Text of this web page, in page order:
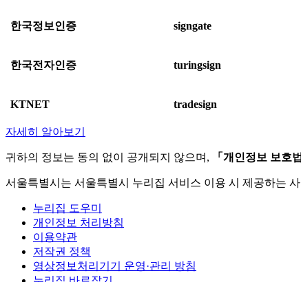
한국정보인증 signgate
한국전자인증 turingsign
KTNET tradesign
자세히 알아보기
귀하의 정보는 동의 없이 공개되지 않으며, 「개인정보 보호법
서울특별시는 서울특별시 누리집 서비스 이용 시 제공하는
누리집 도우미
개인정보 처리방침
이용약관
저작권 정책
영상정보처리기기 운영·관리 방침